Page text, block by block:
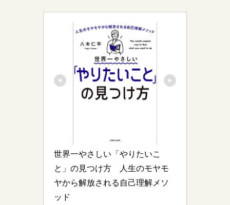
世界一やさしい「やりたいこ
と」の見つけ方　人生のモヤモ
ヤから解放される自己理解メソ
ッド